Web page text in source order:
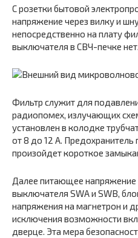
С розетки бытовой
напряжение через вилку и
непосредственно на плату
выключателя в СВЧ-печке нет.
Фильтр служит для
радиопомех, излучающих
установлен в колодке
от 8 до 12 А. Предохранитель
произойдет короткое
Далее питающее напряжение
выключателя SWA и SWB,
напряжения на магнетрон и
исключения возможности
дверце. Эта мера